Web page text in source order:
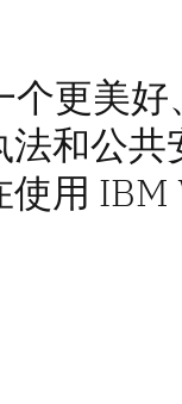
更美好
和公共
用 IBM